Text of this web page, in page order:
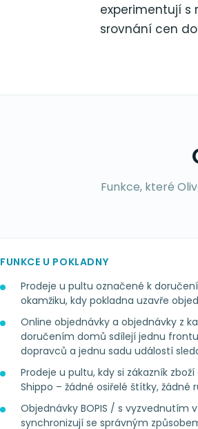
experimentují s
srovnání cen
Funkce, které
FUNKCE U POKLADNY
Prodeje u pultu označené k
okamžiku, kdy pokladna uzavře
Online objednávky a objednávky z
doručením domů sdílejí jednu
dopravců a jednu sadu událostí
Prodeje u pultu, kdy si zákazník
Shippo – žádné osiřelé štítky, žádné
Objednávky BOPIS / s vyzvednutím
synchronizují se správným